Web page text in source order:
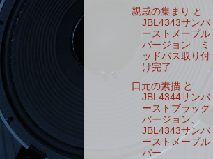
親戚の集まり と
JBL4343サンバ
ーストメープル
バージョン ミ
ッドバス取り付
け完了
口元の素描 と
JBL4344サンバ
ーストブラック
バージョン、
JBL4343サンバ
ーストメープル
バー...